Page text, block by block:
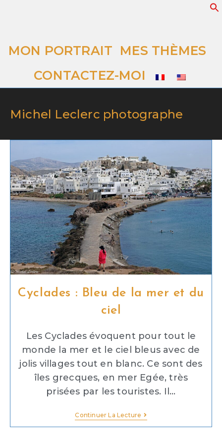
MON PORTRAIT MES THÈMES
CONTACTEZ-MOI
Michel Leclerc photographe
Cyclades : Bleu de la mer et du
ciel
Les Cyclades évoquent pour tout le
monde la mer et le ciel bleus avec de
jolis villages tout en blanc. Ce sont des
îles grecques, en mer Egée, très
prisées par les touristes. Il...
Continuer La Lecture